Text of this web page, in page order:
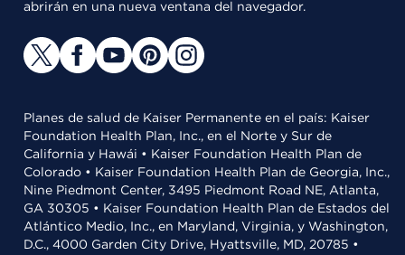
abrirán en una nueva ventana del navegador.
Planes de salud de Kaiser Permanente en el país: Kaiser
Foundation Health Plan, Inc., en el Norte y Sur de
California y Hawái • Kaiser Foundation Health Plan de
Colorado • Kaiser Foundation Health Plan de Georgia, Inc.,
Nine Piedmont Center, 3495 Piedmont Road NE, Atlanta,
GA 30305 • Kaiser Foundation Health Plan de Estados del
Atlántico Medio, Inc., en Maryland, Virginia, y Washington,
D.C., 4000 Garden City Drive, Hyattsville, MD, 20785 •